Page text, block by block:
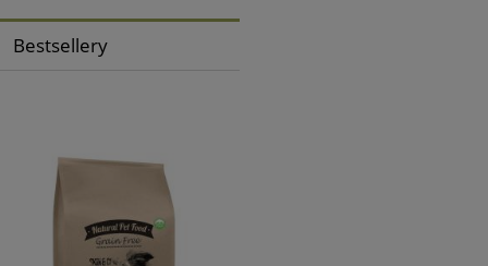
Bestsellery